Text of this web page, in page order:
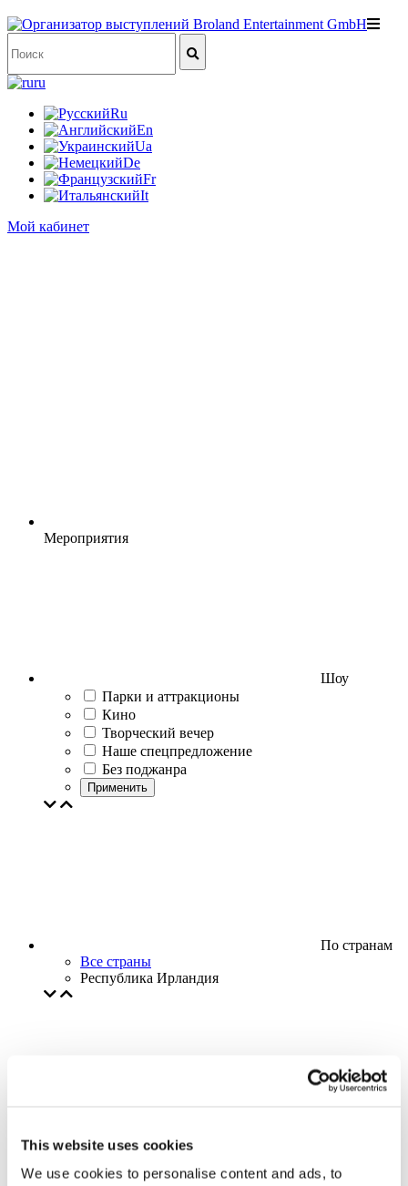
This website uses cookies
We use cookies to personalise content and ads, to
ru
Ru
En
Ua
De
Fr
It
Мой кабинет
Мероприятия
Шоу
Парки и аттракционы
Кино
Творческий вечер
Наше спецпредложение
Без поджанра
Применить
По странам
Все страны
Республика Ирландия